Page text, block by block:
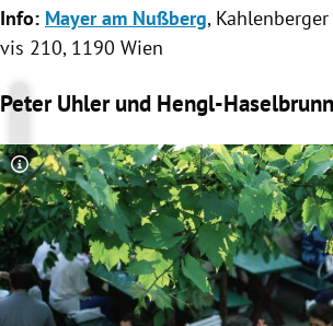
Info: Mayer am Nußberg,
vis 210, 1190 Wien
Peter Uhler und Hengl-
Copyright-Hinweis öffnen/